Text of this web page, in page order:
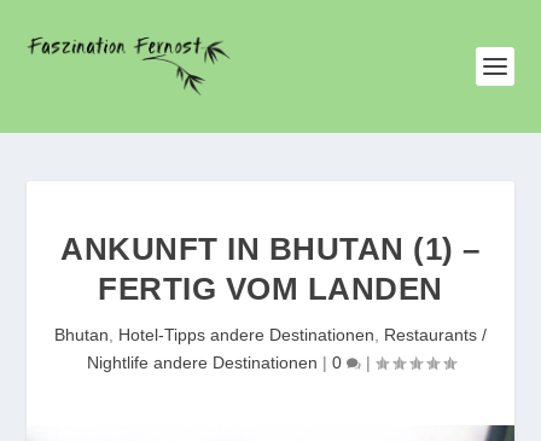
ANKUNFT IN BHUTAN (1) –
FERTIG VOM LANDEN
Bhutan Hotel-Tipps andere Destinationen
Restaurants /
Nightlife andere Destinationen | 0 |